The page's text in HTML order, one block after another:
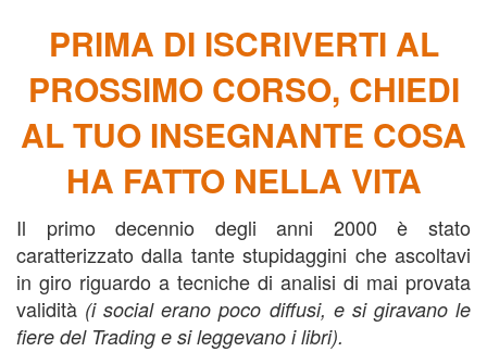
PRIMA DI ISCRIVERTI AL
PROSSIMO CORSO, CHIEDI
AL TUO INSEGNANTE COSA
HA FATTO NELLA VITA
Il primo decennio degli anni 2000 è stato
caratterizzato dalla tante stupidaggini che ascoltavi
in giro riguardo a tecniche di analisi di mai provata
validità (i social erano poco diffusi, e si giravano le
fiere del Trading e si leggevano i libri).